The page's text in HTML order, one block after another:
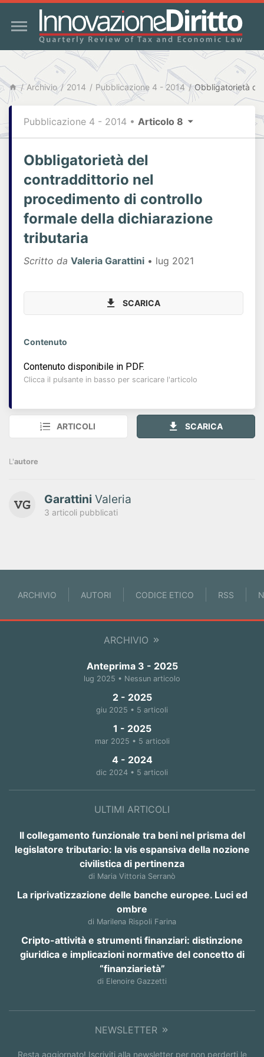
Archivio 2014 Pubblicazione 4 - 2014
Pubblicazione 4 - 2014 • Articolo 8
Obbligatorietà del
contraddittorio nel
procedimento di controllo
formale della dichiarazione
tributaria
Scritto da Valeria Garattini • lug 2021
SCARICA
Contenuto
Contenuto disponibile in PDF.
Clicca il pulsante in basso per scaricare l'articolo
ARTICOLI SCARICA
L'autore
Garattini Valeria
3 articoli pubblicati
ARCHIVIO AUTORI CODICE ETICO RSS
ARCHIVIO
Anteprima 3 - 2025
lug 2025 • Nessun articolo
2 - 2025
giu 2025 • 5 articoli
1 - 2025
mar 2025 • 5 articoli
4 - 2024
dic 2024 • 5 articoli
ULTIMI ARTICOLI
Il collegamento funzionale tra beni nel prisma del
legislatore tributario: la vis espansiva della nozione
civilistica di pertinenza
di Maria Vittoria Serranò
La riprivatizzazione delle banche europee. Luci ed
ombre
di Marilena Rispoli Farina
Cripto-attività e strumenti finanziari: distinzione
giuridica e implicazioni normative del concetto di
“finanziarietà”
di Elenoire Gazzetti
NEWSLETTER
Resta aggiornato! Iscriviti alla newsletter per non perderti le